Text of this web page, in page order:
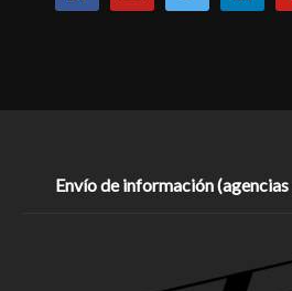
Envío de información